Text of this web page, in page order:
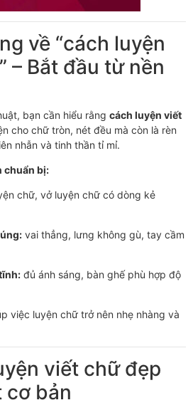
về “cách luyện
– Bắt đầu từ nền
bạn cần hiểu rằng cách luyện viết
cho chữ tròn, nét đều mà còn là rèn
nhẫn và tinh thần tỉ mỉ.
chuẩn bị:
chữ, vở luyện chữ có dòng kẻ
vai thẳng, lưng không gù, tay cầm
đủ ánh sáng, bàn ghế phù hợp độ
việc luyện chữ trở nên nhẹ nhàng và
viết chữ đẹp
cơ bản